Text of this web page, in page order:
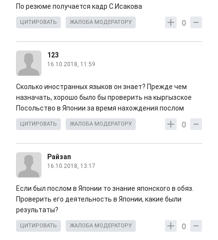
По резюме получается кадр С.Исакова
0
ЦИТИРОВАТЬ ЖАЛОБА МОДЕРАТОРУ
123
16.10.2018, 11:59
Сколько иностранных языков он знает? Прежде чем
назначать, хорошо было бы проверить на кыргызское
Посольство в Японии за время нахождения послом
0
ЦИТИРОВАТЬ ЖАЛОБА МОДЕРАТОРУ
Райзап
16.10.2018, 13:17
Если был послом в Японии то знание японского в обяз.
Проверить его деятельность в Японии, какие были
результаты?
0
ЦИТИРОВАТЬ ЖАЛОБА МОДЕРАТОРУ